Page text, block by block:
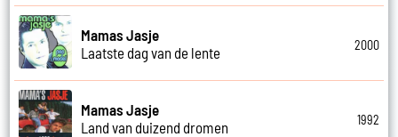
Mamas Jasje
Laatste dag van de lente
2000
Mamas Jasje
Land van duizend dromen
1992